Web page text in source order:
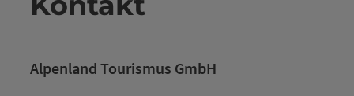
Alpenland Tourismus GmbH